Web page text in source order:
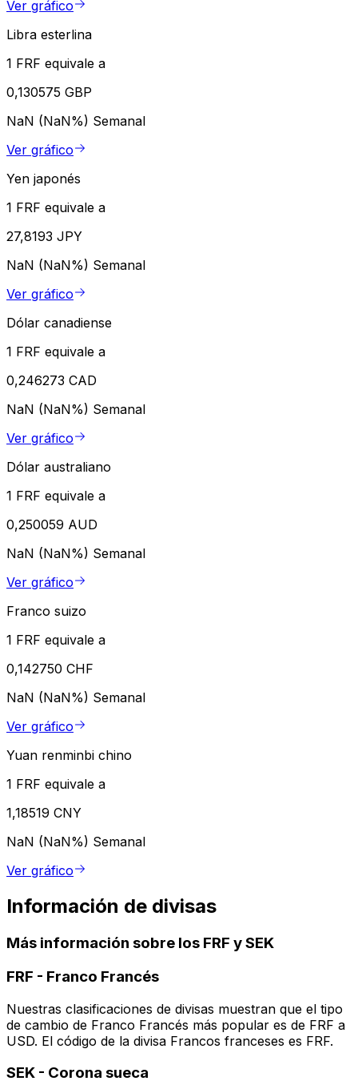
Ver gráfico
Libra esterlina
1 FRF equivale a
0,130575 GBP
NaN (NaN%) Semanal
Ver gráfico
Yen japonés
1 FRF equivale a
27,8193 JPY
NaN (NaN%) Semanal
Ver gráfico
Dólar canadiense
1 FRF equivale a
0,246273 CAD
NaN (NaN%) Semanal
Ver gráfico
Dólar australiano
1 FRF equivale a
0,250059 AUD
NaN (NaN%) Semanal
Ver gráfico
Franco suizo
1 FRF equivale a
0,142750 CHF
NaN (NaN%) Semanal
Ver gráfico
Yuan renminbi chino
1 FRF equivale a
1,18519 CNY
NaN (NaN%) Semanal
Ver gráfico
Información de divisas
Más información sobre los FRF y SEK
FRF - Franco Francés
Nuestras clasificaciones de divisas muestran que el tipo
de cambio de Franco Francés más popular es de FRF a
USD. El código de la divisa Francos franceses es FRF.
SEK - Corona sueca